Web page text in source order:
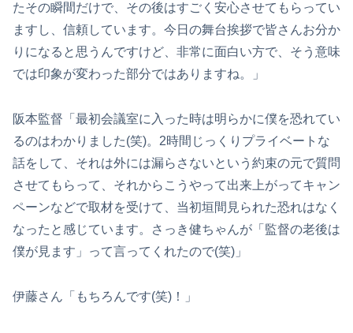
たその瞬間だけで、その後はすごく安心させてもらってい
ますし、信頼しています。今日の舞台挨拶で皆さんお分か
りになると思うんですけど、非常に面白い方で、そう意味
では印象が変わった部分ではありますね。」
阪本監督「最初会議室に入った時は明らかに僕を恐れてい
るのはわかりました(笑)。2時間じっくりプライベートな
話をして、それは外には漏らさないという約束の元で質問
させてもらって、それからこうやって出来上がってキャン
ペーンなどで取材を受けて、当初垣間見られた恐れはなく
なったと感じています。さっき健ちゃんが「監督の老後は
僕が見ます」って言ってくれたので(笑)」
伊藤さん「もちろんです(笑)！」